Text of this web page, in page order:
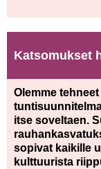
Katsomukset
Olemme
itse soveltaen.
sopivat kaikille
kulttuurista